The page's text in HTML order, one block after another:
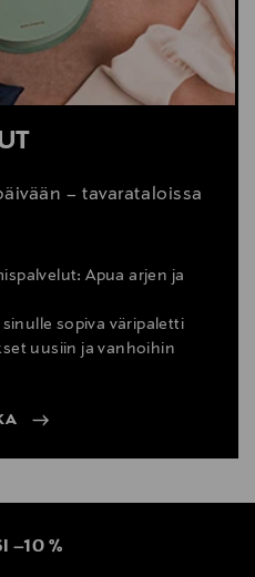
– tavarataloissa
Apua arjen ja
sopiva väripaletti
uusiin ja vanhoihin
–10 %